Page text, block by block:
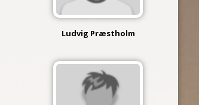
Ludvig Præstholm